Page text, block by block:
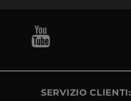
SERVIZIO CLIENTI: